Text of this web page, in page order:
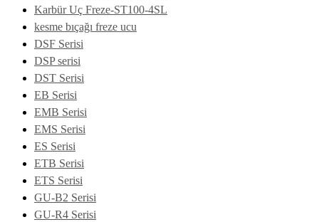
Karbür Uç Freze-ST100-4SL
kesme bıçağı freze ucu
DSF Serisi
DSP serisi
DST Serisi
EB Serisi
EMB Serisi
EMS Serisi
ES Serisi
ETB Serisi
ETS Serisi
GU-B2 Serisi
GU-R4 Serisi